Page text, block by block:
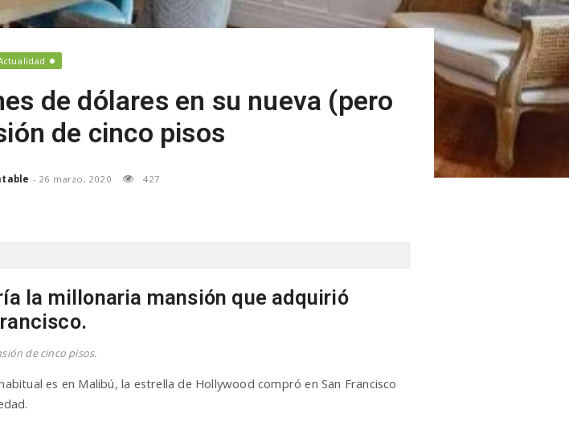
de dólares en su nueva (pero
de cinco pisos
- 26 marzo, 2020 427
la millonaria mansión que adquirió
de cinco pisos.
es en Malibú, la estrella de Hollywood compró en San Francisco